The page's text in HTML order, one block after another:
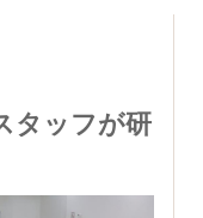
タッフが研